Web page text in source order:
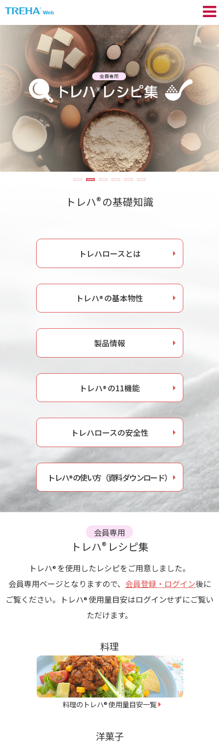
トレハ®の基礎知識
プロが語る／My TREHA®
Movie トレハ®の効果
トレハ®レシピ集
+TREHA®Communication
糖思考
ナガセヴィータe-shop
トレハ®の基礎知識
トレハロースとは
トレハ® の基本物性
製品情報
トレハ® の11機能
トレハロースの安全性
トレハ®の使い方（資料ダウンロード）
会員専用
トレハ® レシピ集
トレハ® を使用したレシピをご用意しました。
会員専用ページとなりますので、 会員登録・ログイン後に
ご覧ください。トレハ®使用量目安はログインせずにご覧い
ただけます。
料理
料理のトレハ®使用量目安一覧
洋菓子